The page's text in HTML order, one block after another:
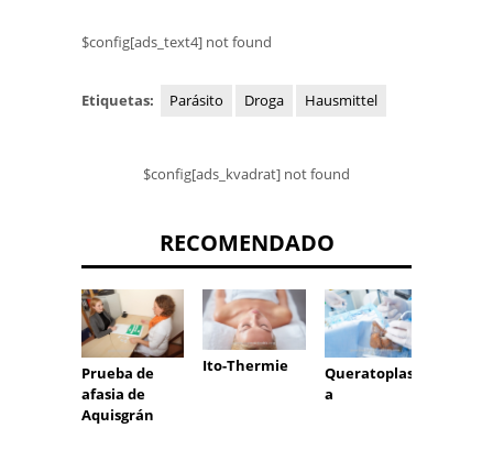
$config[ads_text4] not found
Etiquetas: Parásito Droga Hausmittel
$config[ads_kvadrat] not found
RECOMENDADO
Prueba de
afasia de
Aquisgrán
Ito-Thermie
Queratoplasti
a